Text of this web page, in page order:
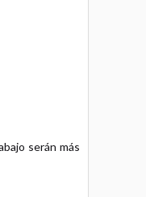
serán más